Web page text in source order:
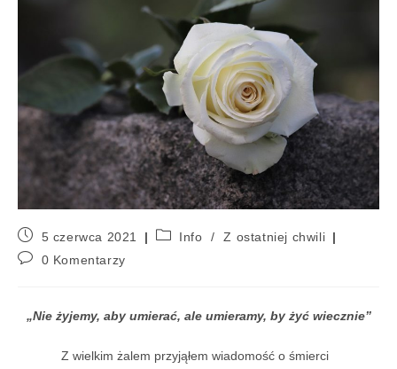
5 czerwca 2021 Info /
Z ostatniej chwili
0 Komentarzy
„Nie żyjemy, aby umierać, ale umieramy, by żyć wiecznie”
Z wielkim żalem przyjąłem wiadomość o śmierci